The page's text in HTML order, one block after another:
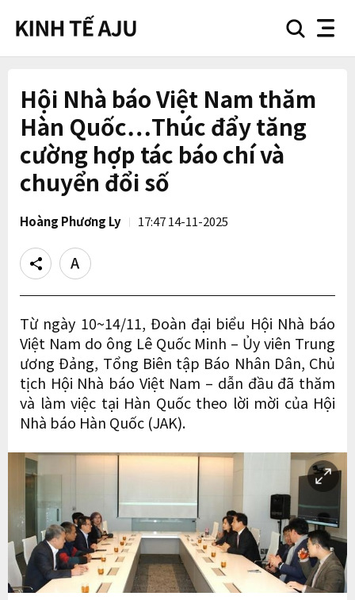
searchnav
Hội Nhà báo Việt Nam thăm
Hàn Quốc…Thúc đẩy tăng
cường hợp tác báo chí và
chuyển đổi số
Hoàng Phương Ly 17:47 14-11-2025
Share
Text
size
Từ ngày 10~14/11, Đoàn đại biểu Hội Nhà báo
Việt Nam do ông Lê Quốc Minh – Ủy viên Trung
ương Đảng, Tổng Biên tập Báo Nhân Dân, Chủ
tịch Hội Nhà báo Việt Nam – dẫn đầu đã thăm
và làm việc tại Hàn Quốc theo lời mời của Hội
Nhà báo Hàn Quốc (JAK).